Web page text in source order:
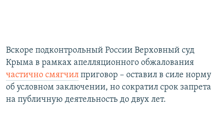
Вскоре подконтрольный России Верховный суд
Крыма в рамках апелляционного обжалования
частично смягчил приговор – оставил в силе норму
об условном заключении, но сократил срок запрета
на публичную деятельность до двух лет.